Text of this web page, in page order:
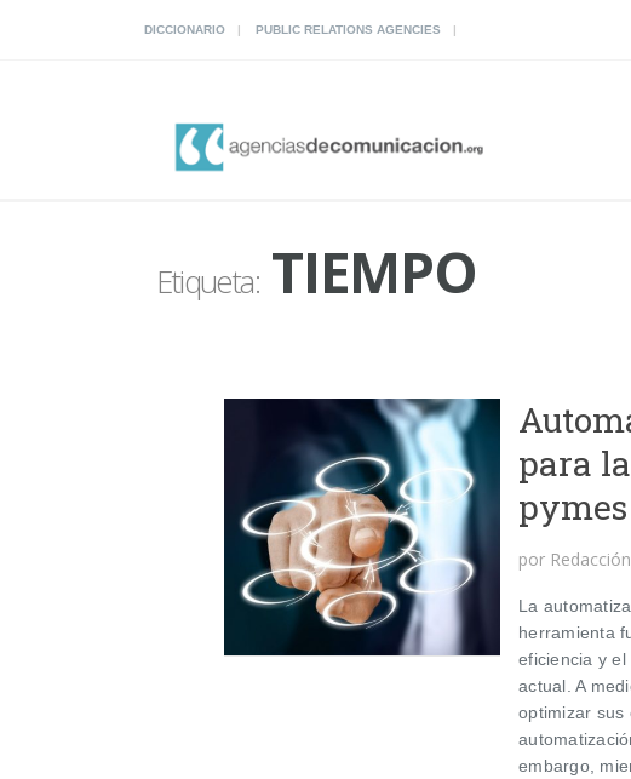
DICCIONARIO PUBLIC RELATIONS AGENCIES
Etiqueta:TIEMPO
para
por Redacción
La
herramienta
eficiencia y
actual. A
optimizar sus
embargo,